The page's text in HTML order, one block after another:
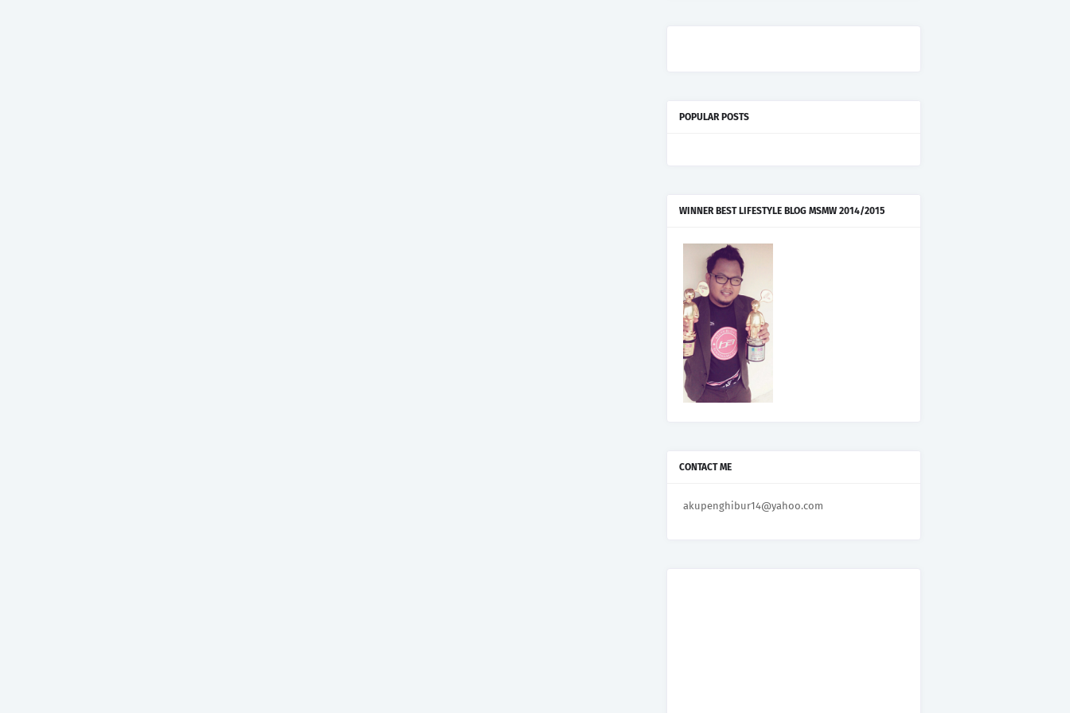
POPULAR POSTS
WINNER BEST LIFESTYLE BLOG MSMW 2014/2015
CONTACT ME
akupenghibur14@yahoo.com